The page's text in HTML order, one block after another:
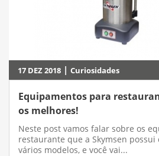
17 DEZ 2018 | Curiosidades
Equipamentos para
os melhores!
Neste post vamos falar sobre os
restaurante que a Skymsen possui
vários modelos, e você vai...